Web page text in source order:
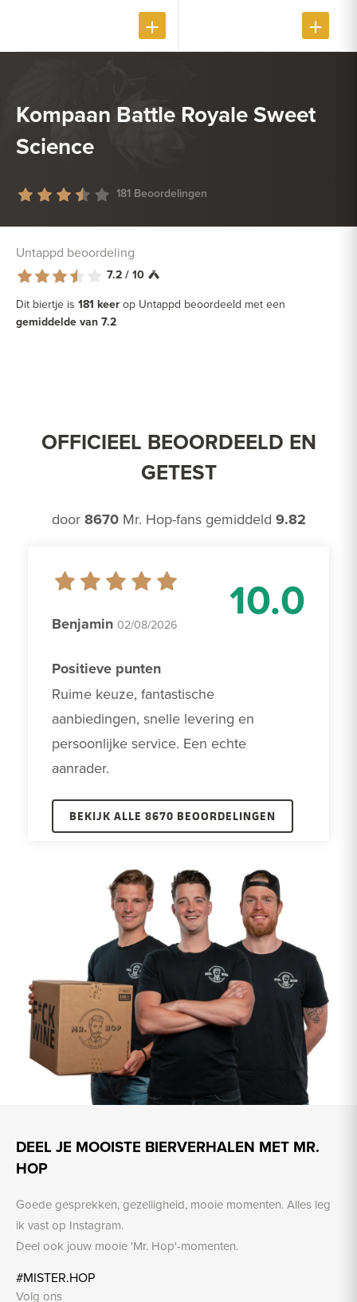
Kompaan Battle Royale Sweet
Science
181 Beoordelingen
Untappd beoordeling
7.2 / 10
Dit biertje is 181 keer op Untappd beoordeeld met een
gemiddelde van 7.2
OFFICIEEL BEOORDEELD EN
GETEST
door 8670Mr. Hop-fans gemiddeld 9.82
10.0
Benjamin 02/08/2026
Positieve punten
Ruime keuze, fantastische
aanbiedingen, snelle levering en
persoonlijke service. Een echte
aanrader.
BEKIJK ALLE 8670 BEOORDELINGEN
DEEL JE MOOISTE BIERVERHALEN MET MR.
HOP
Goede gesprekken, gezelligheid, mooie momenten. Alles leg
ik vast op Instagram.
Deel ook jouw mooie 'Mr. Hop'-momenten.
#MISTER.HOP
Volg ons